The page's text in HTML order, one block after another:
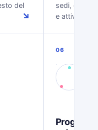
del
↘
sedi,
e attività.
06
Progetti,